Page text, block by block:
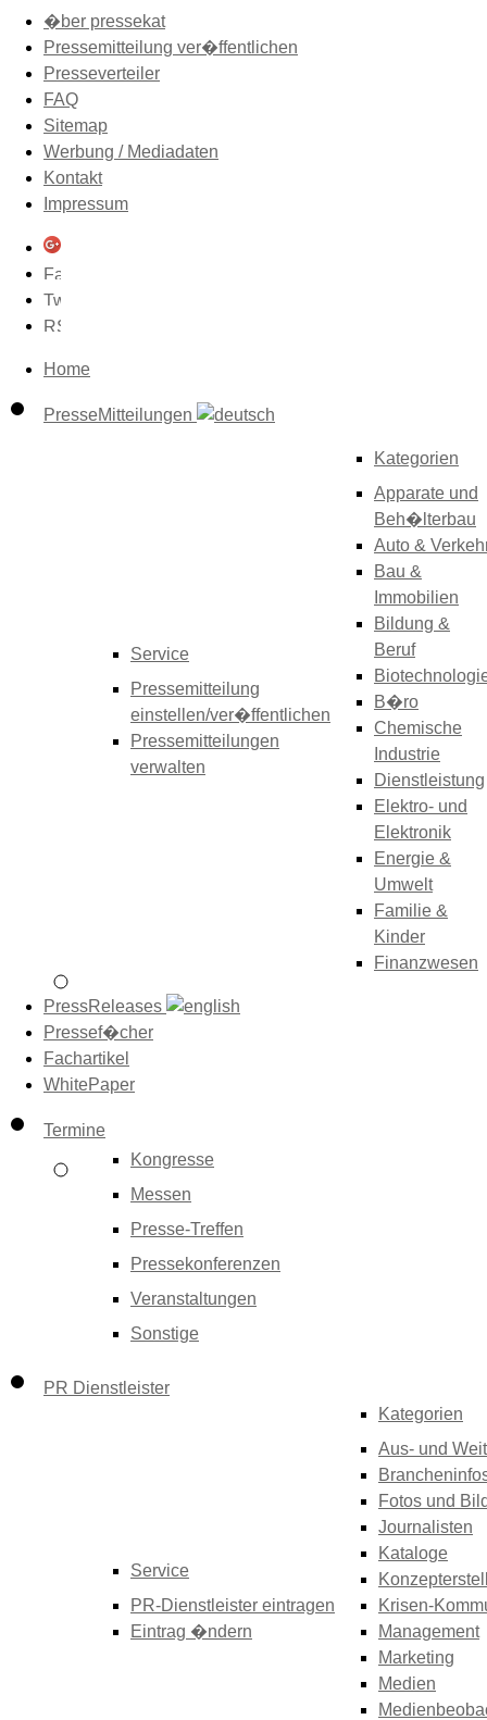
�ber pressekat
Pressemitteilung ver�ffentlichen
Presseverteiler
FAQ
Sitemap
Werbung / Mediadaten
Kontakt
Impressum
Home
PresseMitteilungen
Service
Pressemitteilung
einstellen/ver�ffentlichen
Pressemitteilungen
verwalten
Kategorien
Apparate und
Beh�lterbau
Auto &
Bau &
Immobilien
Bildung &
Beruf
B�ro
Chemische
Industrie
Dienstleistung
Elektro- und
Elektronik
Energie &
Umwelt
Familie &
Kinder
Finanzwesen
PressReleases
Pressef�cher
Fachartikel
WhitePaper
Termine
Kongresse
Messen
Presse-Treffen
Pressekonferenzen
Veranstaltungen
Sonstige
PR Dienstleister
Service
PR-Dienstleister eintragen
Eintrag �ndern
Kategorien
Aus- und
Fotos und
Journalisten
Kataloge
Krisen-
Management
Marketing
Medien